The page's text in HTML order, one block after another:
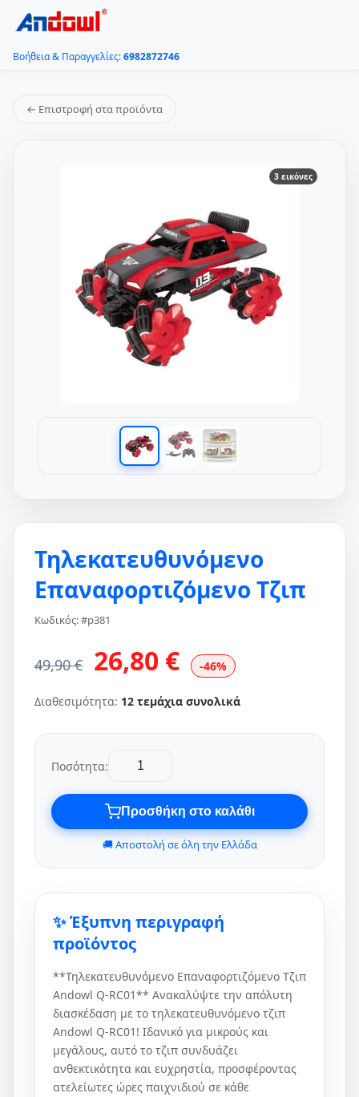
Βοήθεια & Παραγγελίες:6982872746
← Επιστροφή στα προϊόντα
3 εικόνες
Τηλεκατευθυνόμενο
Επαναφορτιζόμενο Τζιπ
Κωδικός: #p381
49,90 € 26,80 € -46%
Διαθεσιμότητα: 12 τεμάχια συνολικά
Ποσότητα:
Προσθήκη στο καλάθι
🚚 Αποστολή σε όλη την Ελλάδα
✨ Έξυπνη περιγραφή
προϊόντος
**Τηλεκατευθυνόμενο Επαναφορτιζόμενο Τζιπ
Andowl Q-RC01** Ανακαλύψτε την απόλυτη
διασκέδαση με το τηλεκατευθυνόμενο τζιπ
Andowl Q-RC01! Ιδανικό για μικρούς και
μεγάλους, αυτό το τζιπ συνδυάζει
ανθεκτικότητα και ευχρηστία, προσφέροντας
ατελείωτες ώρες παιχνιδιού σε κάθε